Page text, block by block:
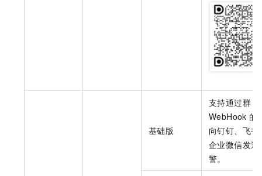
基础版
支持通过群
WebHook 的
向钉钉、飞书
企业微信发送
警。